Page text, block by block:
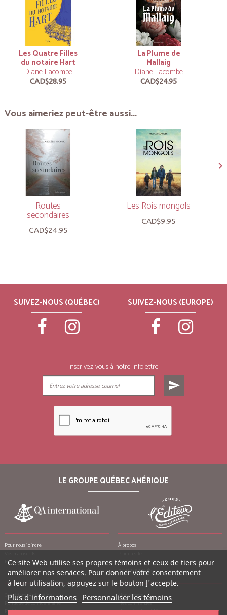
Les Quatre Filles
du notaire Hart
Diane Lacombe
CAD$28.95
La Plume de
Mallaig
Diane Lacombe
CAD$24.95
Vous aimeriez peut-être aussi...
Routes
secondaires
CAD$24.95
Les Rois mongols
CAD$9.95
SUIVEZ-NOUS (QUÉBEC) SUIVEZ-NOUS (EUROPE)
Inscrivez-vous à notre infolettre
send
LE GROUPE QUÉBEC AMÉRIQUE
Pour nous joindre
Emplois
À propos
Crédits
Remerciements
Conditions d’utilisation
Politique de confidentialité
Politique contre le harcèlement
Mon compte
Mes commandes
Mes notes de crédit
Ce site Web utilise ses propres témoins et ceux de tiers pour
améliorer nos services. Pour donner votre consentement
à leur utilisation, appuyez sur le bouton J'accepte.
Plus d'informations Personnaliser les témoins